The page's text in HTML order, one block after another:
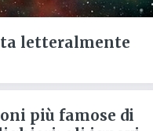
letteralmente
più famose di